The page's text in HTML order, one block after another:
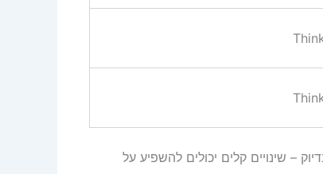
– שינויים קלים יכולים להשפיע על